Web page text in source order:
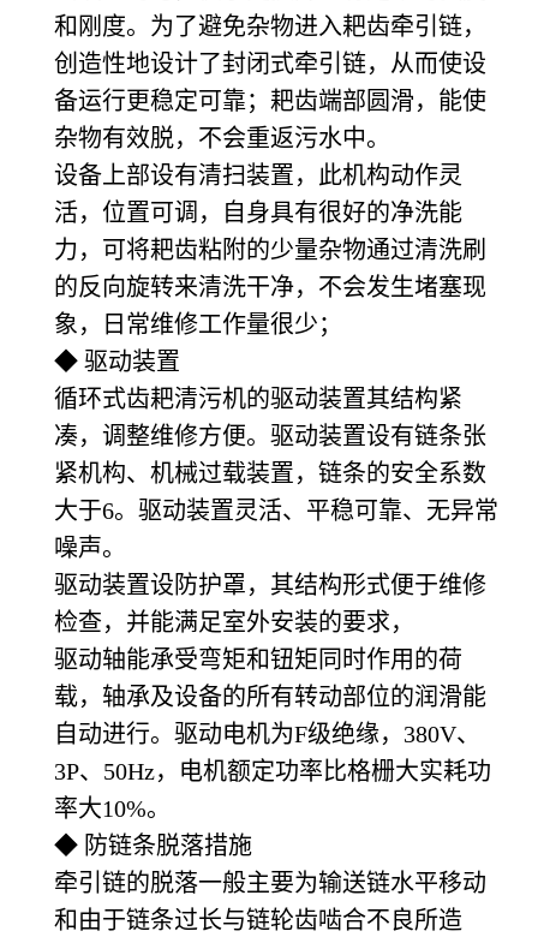
和刚度。为了避免杂物进入耙齿牵引链，
创造性地设计了封闭式牵引链，从而使设
备运行更稳定可靠；耙齿端部圆滑，能使
杂物有效脱，不会重返污水中。
设备上部设有清扫装置，此机构动作灵
活，位置可调，自身具有很好的净洗能
力，可将耙齿粘附的少量杂物通过清洗刷
的反向旋转来清洗干净，不会发生堵塞现
象，日常维修工作量很少；
◆ 驱动装置
循环式齿耙清污机的驱动装置其结构紧
凑，调整维修方便。驱动装置设有链条张
紧机构、机械过载装置，链条的安全系数
大于6。驱动装置灵活、平稳可靠、无异常
噪声。
驱动装置设防护罩，其结构形式便于维修
检查，并能满足室外安装的要求，
驱动轴能承受弯矩和钮矩同时作用的荷
载，轴承及设备的所有转动部位的润滑能
自动进行。驱动电机为F级绝缘，380V、
3P、50Hz，电机额定功率比格栅大实耗功
率大10%。
◆ 防链条脱落措施
牵引链的脱落一般主要为输送链水平移动
和由于链条过长与链轮齿啮合不良所造